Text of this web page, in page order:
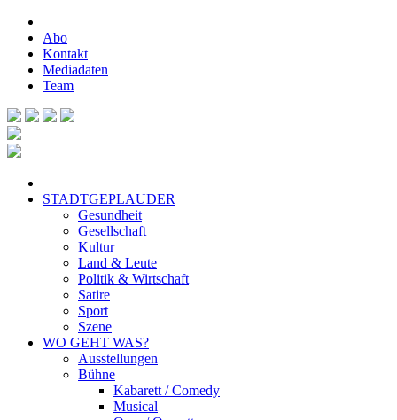
Abo
Kontakt
Mediadaten
Team
STADTGEPLAUDER
Gesundheit
Gesellschaft
Kultur
Land & Leute
Politik & Wirtschaft
Satire
Sport
Szene
WO GEHT WAS?
Ausstellungen
Bühne
Kabarett / Comedy
Musical